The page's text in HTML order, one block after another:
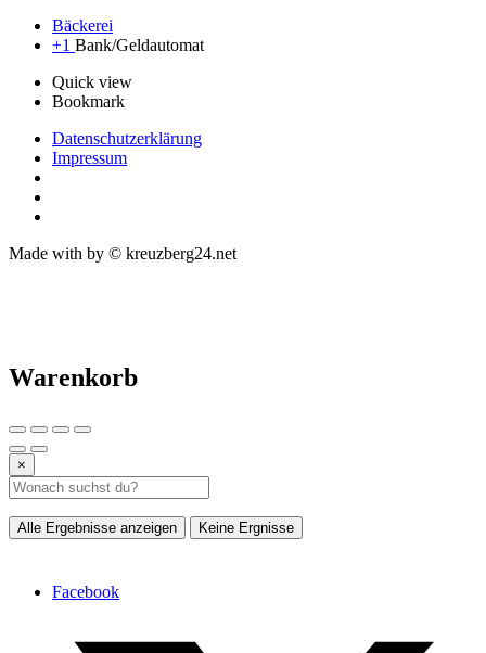
Bäckerei
+1 Bank/Geldautomat
Quick view
Bookmark
Datenschutzerklärung
Impressum
Made with by © kreuzberg24.net
Warenkorb
×
Alle Ergebnisse anzeigen Keine Ergnisse
Facebook